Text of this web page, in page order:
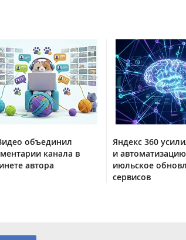
объединил
канала в
автора
Яндекс 360
и
июльское
сервисов